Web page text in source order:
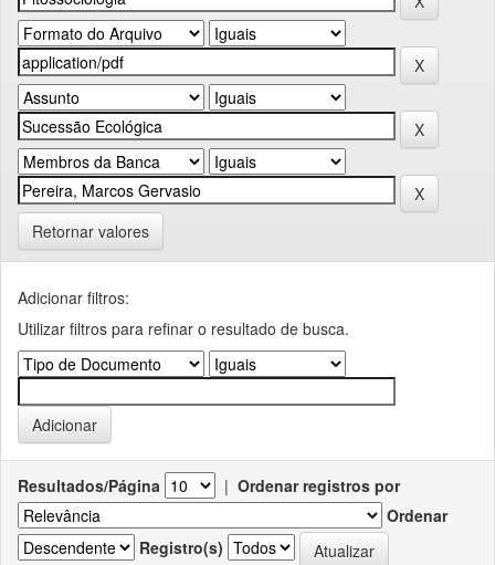
Retornar valores
Adicionar filtros:
Utilizar filtros para refinar o resultado de busca.
Resultados/Página | Ordenar registros por
Ordenar
Registro(s)